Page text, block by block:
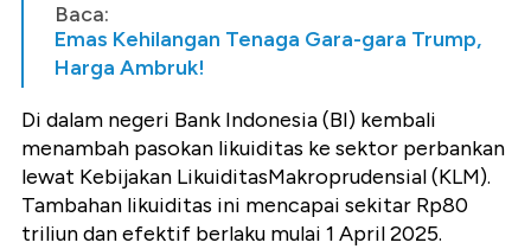
Baca:
Emas Kehilangan Tenaga Gara-gara Trump,
Harga Ambruk!
Di dalam negeri Bank Indonesia (BI) kembali
menambah pasokan likuiditas ke sektor perbankan
lewat Kebijakan LikuiditasMakroprudensial (KLM).
Tambahan likuiditas ini mencapai sekitar Rp80
triliun dan efektif berlaku mulai 1 April 2025.